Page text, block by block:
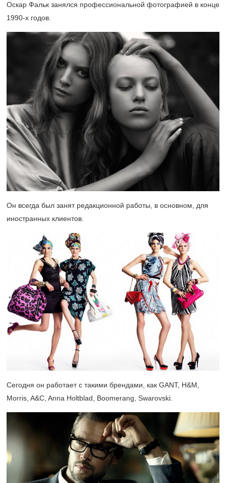
Оскар Фальк занялся профессиональной фотографией в конце
1990-х годов.
Он всегда был занят редакционной работы, в основном, для
иностранных клиентов.
Сегодня он работает с такими брендами, как GANT, H&M,
Morris, A&C, Anna Holtblad, Boomerang, Swarovski.